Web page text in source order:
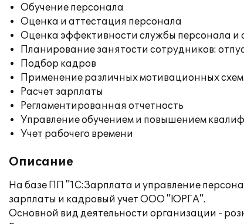
Обучение персонала
Оценка и аттестация персонала
Оценка эффективности службы персонала и
Планирование занятости сотрудников:
Подбор кадров
Применение различных мотивационных схем
Расчет зарплаты
Регламентированная отчетность
Управление обучением и повышением
Учет рабочего времени
Описание
На базе ПП "1С:Зарплата и управление
зарплаты и кадровый учет ООО "ЮРГА".
Основной вид деятельности организации -